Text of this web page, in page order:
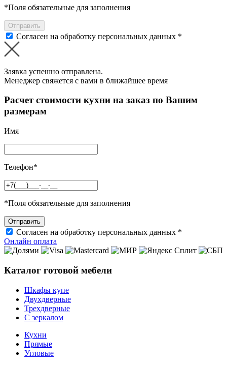
*Поля обязательные для заполнения
Отправить
Согласен на обработку персональных данных *
Заявка успешно отправлена.
Менеджер свяжется с вами в ближайшее время
Расчет стоимости кухни на заказ по Вашим
размерам
Имя
Телефон*
*Поля обязательные для заполнения
Согласен на обработку персональных данных *
Онлайн оплата
Каталог готовой мебели
Шкафы купе
Двухдверные
Трехдверные
С зеркалом
Кухни
Прямые
Угловые